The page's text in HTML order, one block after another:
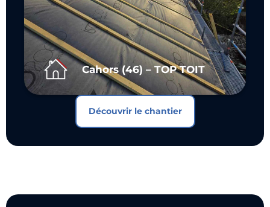
Cahors (46) – TOP TOIT
Découvrir le chantier